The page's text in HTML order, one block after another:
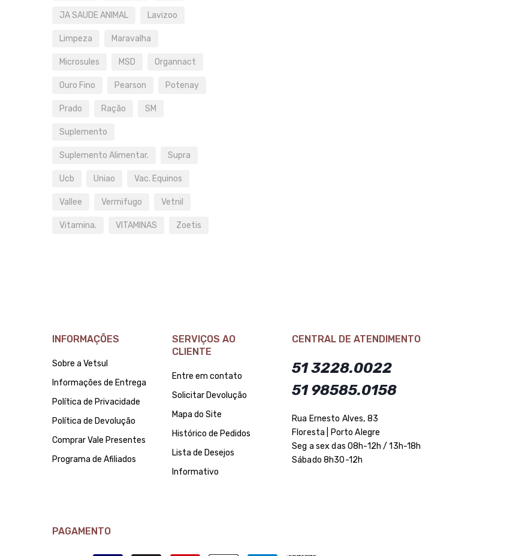
JA SAUDE ANIMAL Lavizoo
Limpeza Maravalha
Microsules MSD Organnact
Ouro Fino Pearson Potenay
Prado Ração SM
Suplemento
Suplemento Alimentar. Supra
Ucb Uniao Vac. Equinos
Vallee Vermifugo Vetnil
Vitamina. VITAMINAS Zoetis
INFORMAÇÕES
Sobre a Vetsul
Informações de Entrega
Política de Privacidade
Política de Devolução
Comprar Vale Presentes
Programa de Afiliados
SERVIÇOS AO
CLIENTE
Entre em contato
Solicitar Devolução
Mapa do Site
Histórico de Pedidos
Lista de Desejos
Informativo
CENTRAL DE ATENDIMENTO
51 3228.0022
51 98585.0158
Rua Ernesto Alves, 83
Floresta | Porto Alegre
Seg a sex das 08h-12h / 13h-18h
Sábado 8h30-12h
PAGAMENTO